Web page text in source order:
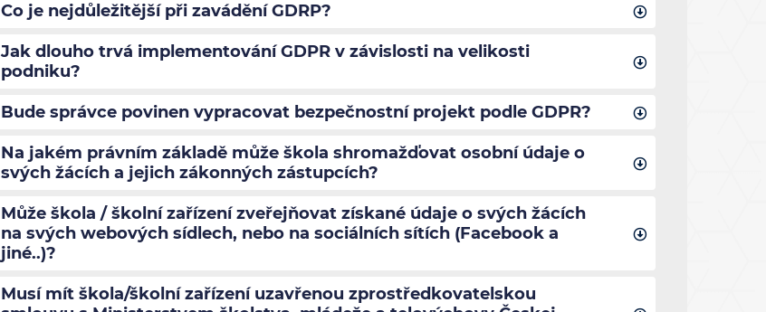
Co je nejdůležitější při zavádění GDRP?
Jak dlouho trvá implementování GDPR v závislosti na velikosti
podniku?
Bude správce povinen vypracovat bezpečnostní projekt podle GDPR?
Na jakém právním základě může škola shromažďovat osobní údaje o
svých žácích a jejich zákonných zástupcích?
Může škola / školní zařízení zveřejňovat získané údaje o svých žácích
na svých webových sídlech, nebo na sociálních sítích (Facebook a
jiné..)?
Musí mít škola/školní zařízení uzavřenou zprostředkovatelskou